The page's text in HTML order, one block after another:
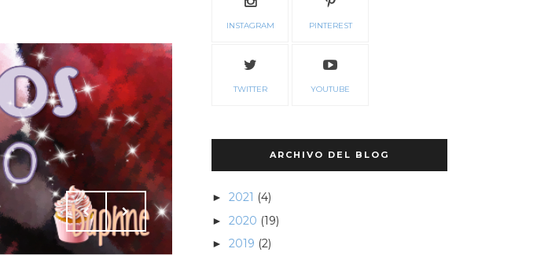
INSTAGRAM PINTEREST
TWITTER YOUTUBE
ARCHIVO DEL BLOG
► 2021 (4)
► 2020 (19)
► 2019 (2)